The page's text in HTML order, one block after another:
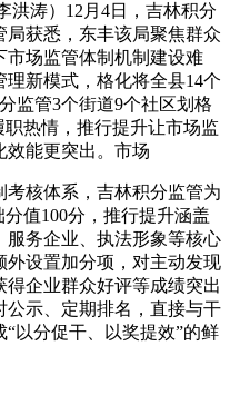
洪涛）12月4日，吉林积分
获悉，东丰该局聚焦群众
市场监管体制机制建设难
新模式，格化将全县14个
监管3个街道9个社区划格
职热情，推行提升让市场监
效能更突出。市场
核体系，吉林积分监管为
值100分，推行提升涵盖
服务企业、执法形象等核心
设置加分项，对主动发现
企业群众好评等成绩突出
公示、定期排名，直接与干
以分促干、以奖提效”的鲜